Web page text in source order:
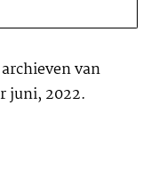
van
juni, 2022.